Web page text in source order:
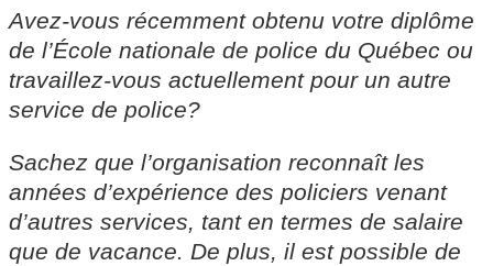
Avez-vous récemment obtenu votre diplôme
de l’École nationale de police du Québec ou
travaillez-vous actuellement pour un autre
service de police?
Sachez que l’organisation reconnaît les
années d’expérience des policiers venant
d’autres services, tant en termes de salaire
que de vacance. De plus, il est possible de